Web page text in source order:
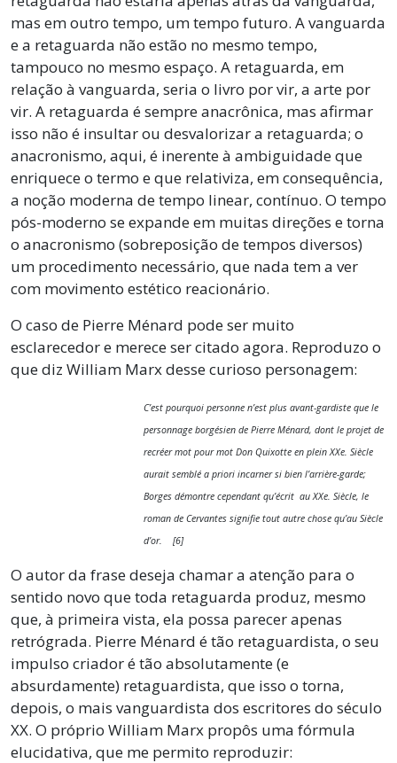
mas em outro tempo, um tempo futuro. A vanguarda
e a retaguarda não estão no mesmo tempo,
tampouco no mesmo espaço. A retaguarda, em
relação à vanguarda, seria o livro por vir, a arte por
vir. A retaguarda é sempre anacrônica, mas afirmar
isso não é insultar ou desvalorizar a retaguarda; o
anacronismo, aqui, é inerente à ambiguidade que
enriquece o termo e que relativiza, em consequência,
a noção moderna de tempo linear, contínuo. O tempo
pós-moderno se expande em muitas direções e torna
o anacronismo (sobreposição de tempos diversos)
um procedimento necessário, que nada tem a ver
com movimento estético reacionário.
O caso de Pierre Ménard pode ser muito
esclarecedor e merece ser citado agora. Reproduzo o
que diz William Marx desse curioso personagem:
C’est pourquoi personne n’est plus avant-gardiste que le
personnage borgésien de Pierre Ménard, dont le projet de
recréer mot pour mot Don Quixotte en plein XXe. Siècle
aurait semblé a priori incarner si bien l’arrière-garde;
Borges démontre cependant qu’écrit au XXe. Siècle, le
roman de Cervantes signifie tout autre chose qu’au Siècle
d’or. [6]
O autor da frase deseja chamar a atenção para o
sentido novo que toda retaguarda produz, mesmo
que, à primeira vista, ela possa parecer apenas
retrógrada. Pierre Ménard é tão retaguardista, o seu
impulso criador é tão absolutamente (e
absurdamente) retaguardista, que isso o torna,
depois, o mais vanguardista dos escritores do século
XX. O próprio William Marx propôs uma fórmula
elucidativa, que me permito reproduzir: